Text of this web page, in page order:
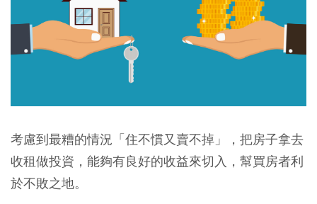
考慮到最糟的情況「住不慣又賣不掉」，把房子拿去
收租做投資，能夠有良好的收益來切入，幫買房者利
於不敗之地。